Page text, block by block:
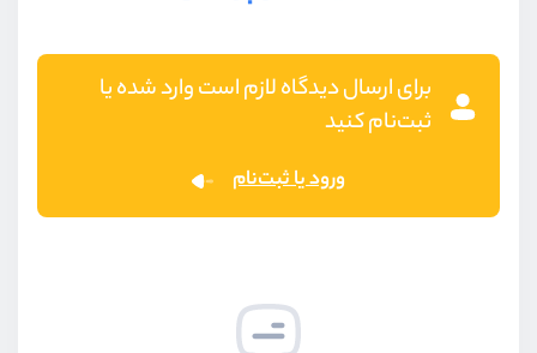
برای ارسال دیدگاه لازم است وارد شده یا
ثبت‌نام کنید
ورود یا ثبت‌نام